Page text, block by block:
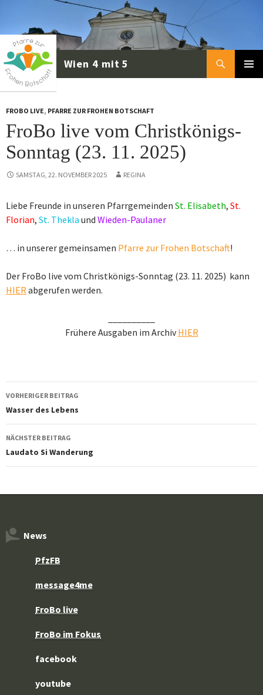
springen
Suchen
FROBO LIVE, PFARRE ZUR FROHEN BOTSCHAFT
FroBo live vom Christkönigs-
Sonntag (23. 11. 2025)
SAMSTAG, 22. NOVEMBER 2025 REGINA
Liebe Freunde in unseren Pfarrgemeinden St. Elisabeth, St.
Florian, St. Thekla und Wieden-Paulaner
… in unserer gemeinsamen Pfarre zur Frohen Botschaft!
Der FroBo live vom Christkönigs-Sonntag (23. 11. 2025) kann
HIERabgerufen werden.
Frühere Ausgaben im ArchivHIER
Beitragsnavigation
VORHERIGER BEITRAG
Wasser des Lebens
NÄCHSTER BEITRAG
Laudato Si Wanderung
News
PfzFB
message4me
FroBo live
FroBo im Fokus
facebook
youtube